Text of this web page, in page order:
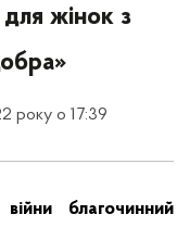
для жінок з
року о 17:39
благочинний